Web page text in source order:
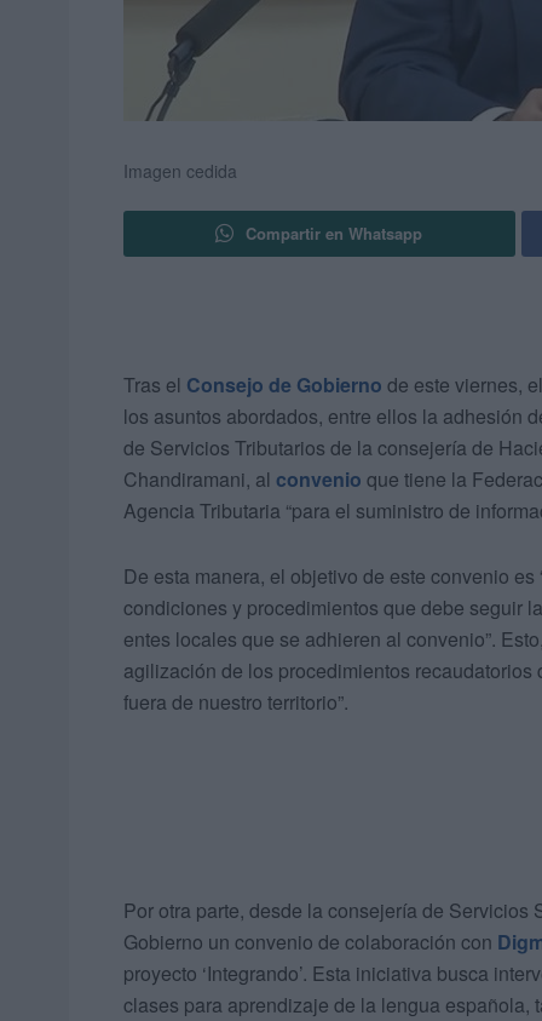
Imagen cedida
Compartir en Whatsapp
Tras el Consejo de Gobierno de este viernes,
los asuntos abordados, entre ellos la adhesión
de Servicios Tributarios de la consejería de
Chandiramani, al convenio que tiene la
Agencia Tributaria “para el suministro de
De esta manera, el objetivo de este convenio
condiciones y procedimientos que debe seguir
entes locales que se adhieren al convenio”.
agilización de los procedimientos
fuera de nuestro territorio”.
Por otra parte, desde la consejería de
Gobierno un convenio de colaboración con
proyecto ‘Integrando’. Esta iniciativa busca
clases para aprendizaje de la lengua española,